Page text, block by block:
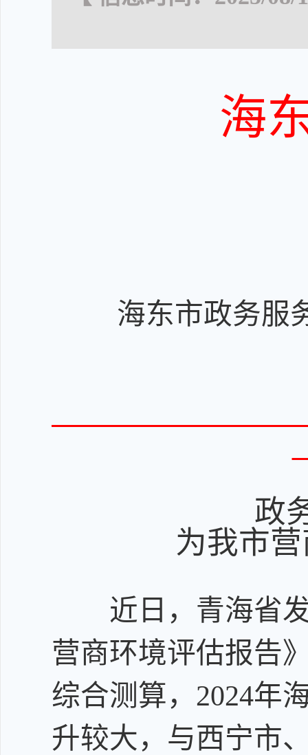
海
海东市政务服
政
为我市
近日，青海省发
营商环境评估报告
综合测算， 2024年
升较大，与西宁市